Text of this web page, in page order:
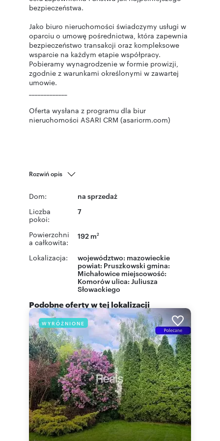
bezpieczeństwa.
Jako biuro nieruchomości świadczymy usługi w
oparciu o umowę pośrednictwa, która zapewnia
bezpieczeństwo transakcji oraz kompleksowe
wsparcie na każdym etapie współpracy.
Pobieramy wynagrodzenie w formie prowizji,
zgodnie z warunkami określonymi w zawartej
umowie.
Oferta wysłana z programu dla biur
nieruchomości ASARI CRM (asaricrm.com)
Rozwiń opis
Dom: na sprzedaż
Liczba
pokoi:
7
Powierzchni
a całkowita:
192 m2
Lokalizacja: województwo: mazowieckie
powiat: Pruszkowski gmina:
Michałowice miejscowość:
Komorów ulica: Juliusza
Słowackiego
Podobne oferty w tej lokalizacji
WYRÓŻNIONE